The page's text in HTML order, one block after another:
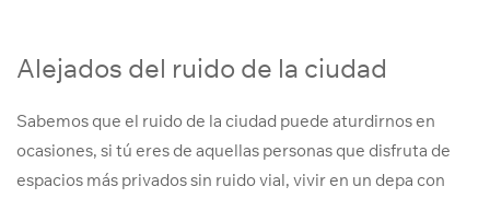
Alejados del ruido de la ciudad
Sabemos que el ruido de la ciudad puede aturdirnos en
ocasiones, si tú eres de aquellas personas que disfruta de
espacios más privados sin ruido vial, vivir en un depa con